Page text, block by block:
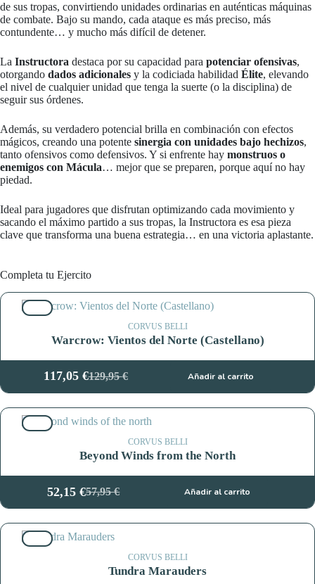
de sus tropas, convirtiendo unidades ordinarias en auténticas máquinas
de combate. Bajo su mando, cada ataque es más preciso, más
contundente… y mucho más difícil de detener.
La Instructora destaca por su capacidad para potenciar ofensivas,
otorgando dados adicionales y la codiciada habilidad Élite, elevando
el nivel de cualquier unidad que tenga la suerte (o la disciplina) de
seguir sus órdenes.
Además, su verdadero potencial brilla en combinación con efectos
mágicos, creando una potente sinergia con unidades bajo hechizos,
tanto ofensivos como defensivos. Y si enfrente hay monstruos o
enemigos con Mácula… mejor que se preparen, porque aquí no hay
piedad.
Ideal para jugadores que disfrutan optimizando cada movimiento y
sacando el máximo partido a sus tropas, la Instructora es esa pieza
clave que transforma una buena estrategia… en una victoria aplastante.
Completa tu Ejercito
CORVUS BELLI
Warcrow: Vientos del Norte (Castellano)
129,95€
El
precio
original
era:
129,95 €.
117,05 €El
precio
actual
es:
117,05 €.
Añadir al carrito
CORVUS BELLI
Beyond Winds from the North
57,95€
El
precio
original
era:
52,15€El
precio
actual
es:
Añadir al carrito
CORVUS BELLI
Tundra Marauders